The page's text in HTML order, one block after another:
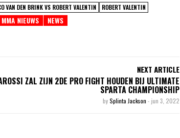
VAN DEN BRINK VS ROBERT VALENTIN ROBERT VALENTIN
MMA NIEUWS NEWS
NEXT ARTICLE
ZAL ZIJN 2DE PRO FIGHT HOUDEN BIJ ULTIMATE
SPARTA CHAMPIONSHIP
bySplinta Jackson - jun 3, 2022